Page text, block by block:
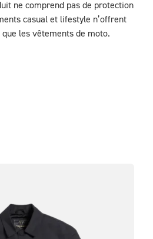
ne comprend pas de protection
casual et lifestyle n’offrent
les vêtements de moto.